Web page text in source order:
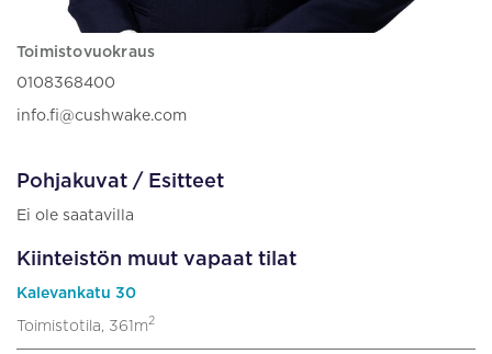
Toimistovuokraus
0108368400
info.fi@cushwake.com
Pohjakuvat / Esitteet
Ei ole saatavilla
Kiinteistön muut vapaat tilat
Kalevankatu 30
Toimistotila, 361m2